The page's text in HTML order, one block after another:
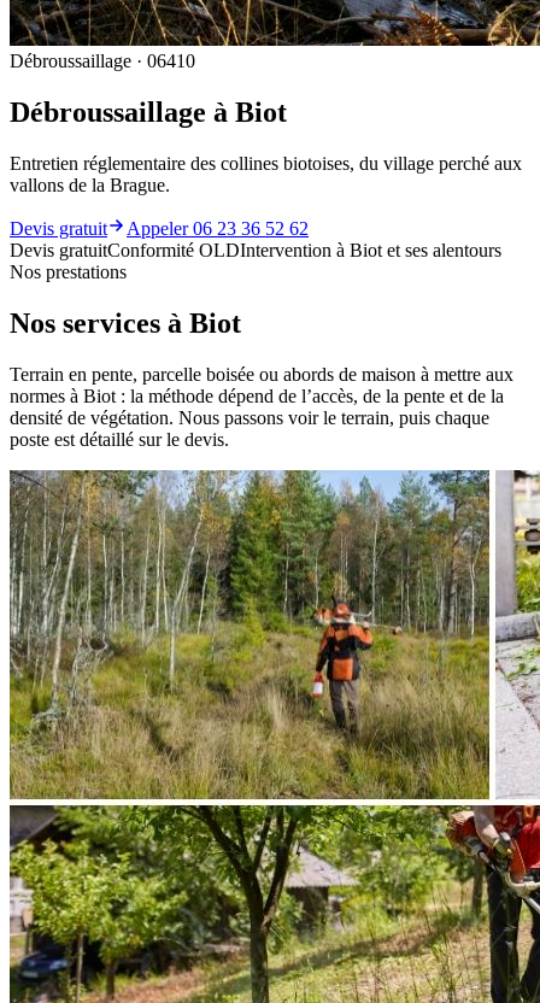
Débroussaillage · 06410
Débroussaillage à Biot
Entretien réglementaire des collines biotoises, du village perché aux
vallons de la Brague.
Devis gratuit
Appeler 06 23 36 52 62
Devis gratuitConformité OLDIntervention à Biot et ses alentours
Nos prestations
Nos services à Biot
Terrain en pente, parcelle boisée ou abords de maison à mettre aux
normes à Biot : la méthode dépend de l’accès, de la pente et de la
densité de végétation. Nous passons voir le terrain, puis chaque
poste est détaillé sur le devis.